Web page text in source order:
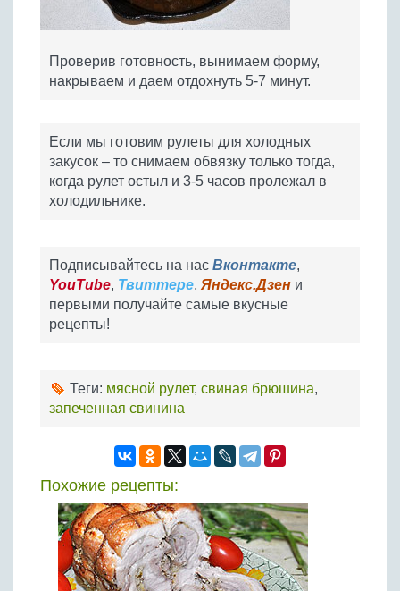
Проверив готовность, вынимаем форму,
накрываем и даем отдохнуть 5-7 минут.
Если мы готовим рулеты для холодных
закусок – то снимаем обвязку только тогда,
когда рулет остыл и 3-5 часов пролежал в
холодильнике.
Подписывайтесь на нас Вконтакте,
YouTube, Твиттере, Яндекс.Дзен и
первыми получайте самые вкусные
рецепты!
Теги: мясной рулет, свиная брюшина,
запеченная свинина
Похожие рецепты: